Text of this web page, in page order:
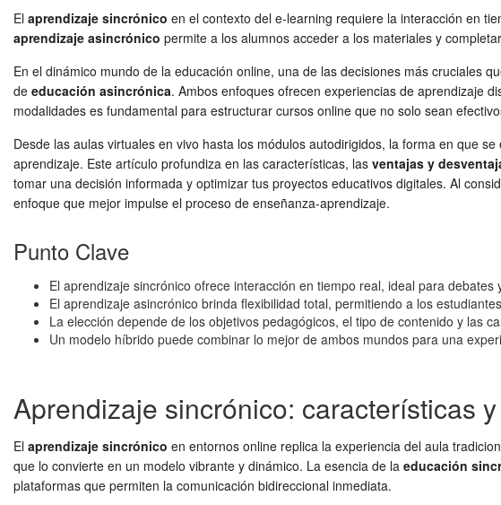
El aprendizaje sincrónico en el contexto del e-learning requiere la interacción en
aprendizaje asincrónico permite a los alumnos acceder a los materiales y
En el dinámico mundo de la educación online, una de las decisiones más cruciales
de educación asincrónica. Ambos enfoques ofrecen experiencias de aprendizaje
modalidades es fundamental para estructurar cursos online que no solo sean
Desde las aulas virtuales en vivo hasta los módulos autodirigidos, la forma en que
aprendizaje. Este artículo profundiza en las características, las ventajas y
tomar una decisión informada y optimizar tus proyectos educativos digitales. Al
enfoque que mejor impulse el proceso de enseñanza-aprendizaje.
Punto Clave
El aprendizaje sincrónico ofrece interacción en tiempo real, ideal para debates
El aprendizaje asincrónico brinda flexibilidad total, permitiendo a los
La elección depende de los objetivos pedagógicos, el tipo de contenido y las
Un modelo híbrido puede combinar lo mejor de ambos mundos para una
Aprendizaje sincrónico: características
El aprendizaje sincrónico en entornos online replica la experiencia del aula
que lo convierte en un modelo vibrante y dinámico. La esencia de la educación
plataformas que permiten la comunicación bidireccional inmediata.